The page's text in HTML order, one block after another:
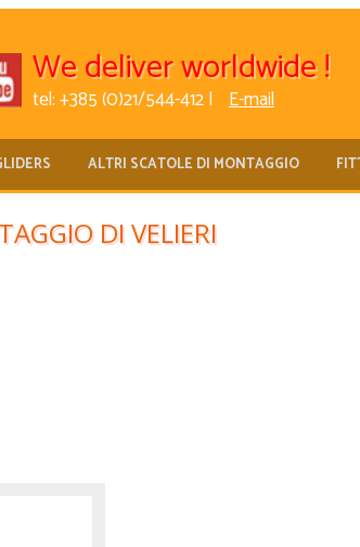
We deliver worldwide !
tel: +385 (0)21/544-412 | E-mail
ALTRI SCATOLE DI MONTAGGIO
DI VELIERI